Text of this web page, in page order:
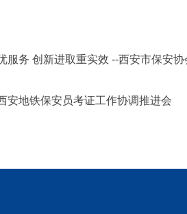
服务 创新进取重实效 --西安市保安
安地铁保安员考证工作协调推进会